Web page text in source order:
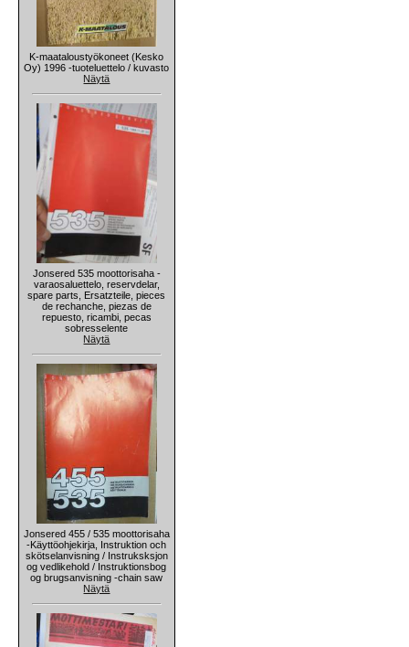
K-maataloustyökoneet (Kesko
Oy) 1996 -tuoteluettelo / kuvasto
Näytä
Jonsered 535 moottorisaha -
varaosaluettelo, reservdelar,
spare parts, Ersatzteile, pieces
de rechanche, piezas de
repuesto, ricambi, pecas
sobresselente
Näytä
Jonsered 455 / 535 moottorisaha
-Käyttöohjekirja, Instruktion och
skötselanvisning / Instruksksjon
og vedlikehold / Instruktionsbog
og brugsanvisning -chain saw
Näytä